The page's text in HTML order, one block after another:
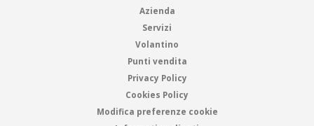
Azienda
Servizi
Volantino
Punti vendita
Privacy Policy
Cookies Policy
Modifica preferenze cookie